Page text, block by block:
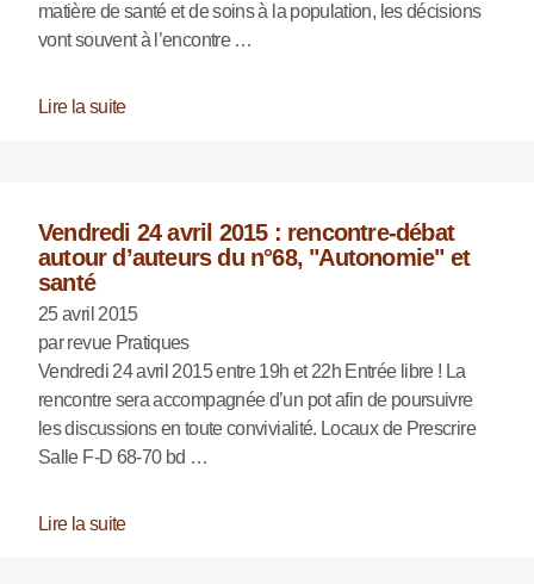
matière de santé et de soins à la population, les décisions
vont souvent à l’encontre …
Lire la suite
Vendredi 24 avril 2015 : rencontre-débat
autour d’auteurs du n°68, "Autonomie" et
santé
25 avril 2015
par revue Pratiques
Vendredi 24 avril 2015 entre 19h et 22h Entrée libre ! La
rencontre sera accompagnée d’un pot afin de poursuivre
les discussions en toute convivialité. Locaux de Prescrire
Salle F-D 68-70 bd …
Lire la suite